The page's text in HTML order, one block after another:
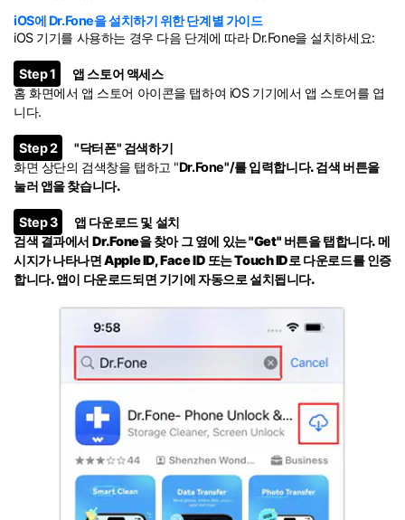
iOS에 Dr.Fone을 설치하기 위한 단계별 가이드
iOS 기기를 사용하는 경우 다음 단계에 따라 Dr.Fone을 설치하세요:
Step 1
앱 스토어 액세스
홈 화면에서 앱 스토어 아이콘을 탭하여 iOS 기기에서 앱 스토어를 엽
니다.
Step 2
"닥터폰" 검색하기
화면 상단의 검색창을 탭하고 "Dr.Fone"/를 입력합니다. 검색 버튼을
눌러 앱을 찾습니다.
Step 3
앱 다운로드 및 설치
검색 결과에서 Dr.Fone을 찾아 그 옆에 있는"Get" 버튼을 탭합니다. 메
시지가 나타나면 Apple ID, Face ID 또는 Touch ID로 다운로드를 인증
합니다. 앱이 다운로드되면 기기에 자동으로 설치됩니다.